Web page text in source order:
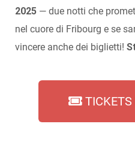
2025 — due notti che
nel cuore di Fribourg e se
vincere anche dei biglietti!